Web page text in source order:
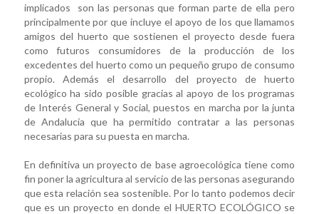
implicados son las personas que forman parte de ella pero
principalmente por que incluye el apoyo de los que llamamos
amigos del huerto que sostienen el proyecto desde fuera
como futuros consumidores de la producción de los
excedentes del huerto como un pequeño grupo de consumo
propio. Además el desarrollo del proyecto de huerto
ecológico ha sido posible gracias al apoyo de los programas
de Interés General y Social, puestos en marcha por la junta
de Andalucía que ha permitido contratar a las personas
necesarias para su puesta en marcha.
En definitiva un proyecto de base agroecológica tiene como
fin poner la agricultura al servicio de las personas asegurando
que esta relación sea sostenible. Por lo tanto podemos decir
que es un proyecto en donde el HUERTO ECOLÓGICO se